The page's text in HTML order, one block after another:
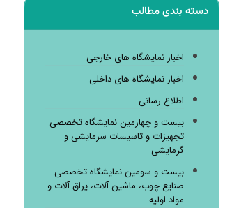
دسته بندی مطالب
اخبار نمایشگاه های خارجی
اخبار نمایشگاه های داخلی
اطلاع رسانی
بیست و چهارمین نمایشگاه تخصصی
تجهیزات و تاسیسات سرمایشی و
گرمایشی
بیست و سومین نمایشگاه تخصصی
صنایع چوب، ماشین آلات، یراق آلات و
مواد اولیه